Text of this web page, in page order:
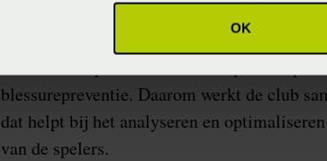
OK
Voetbal draait om kracht, snelheid en
zonder goed herstel blijft geen enkele speler
weet dat slaap een cruciale rol speelt in
blessurepreventie. Daarom werkt de club
dat helpt bij het analyseren en
van de spelers.